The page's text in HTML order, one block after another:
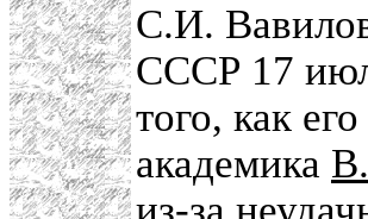
С.И.
СССР 17
того, как
академика